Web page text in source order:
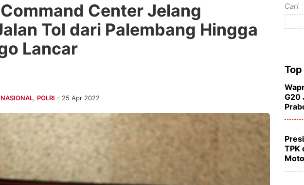
Center Jelang
Tol dari Palembang Hingga
Lancar
NASIONAL, POLRI - 25 Apr 2022
Cari
G20
TPK